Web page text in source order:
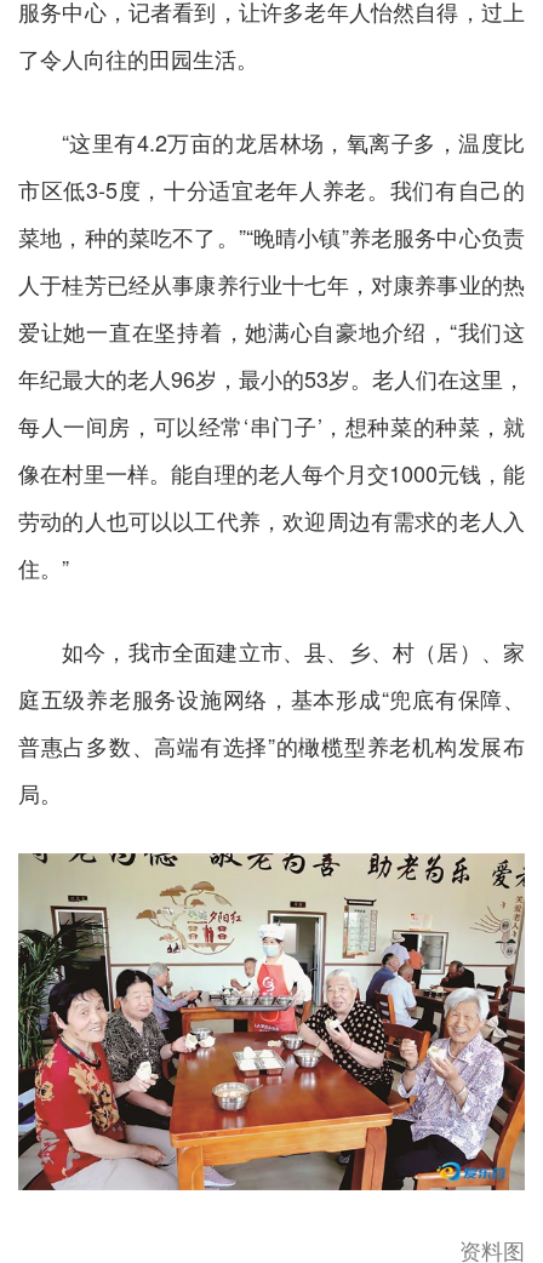
服务中心，记者看到，让许多老年人怡然自得，过上
了令人向往的田园生活。
“这里有4.2万亩的龙居林场，氧离子多，温度比
市区低3-5度，十分适宜老年人养老。我们有自己的
菜地，种的菜吃不了。”“晚晴小镇”养老服务中心负责
人于桂芳已经从事康养行业十七年，对康养事业的热
爱让她一直在坚持着，她满心自豪地介绍，“我们这
年纪最大的老人96岁，最小的53岁。老人们在这里，
每人一间房，可以经常‘串门子’，想种菜的种菜，就
像在村里一样。能自理的老人每个月交1000元钱，能
劳动的人也可以以工代养，欢迎周边有需求的老人入
住。”
如今，我市全面建立市、县、乡、村（居）、家
庭五级养老服务设施网络，基本形成“兜底有保障、
普惠占多数、高端有选择”的橄榄型养老机构发展布
局。
资料图